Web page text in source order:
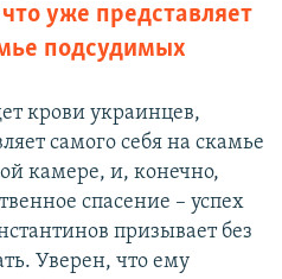
уже представляет
подсудимых
крови украинцев,
самого себя на скамье
камере, и, конечно,
спасение – успех
призывает без
Уверен, что ему